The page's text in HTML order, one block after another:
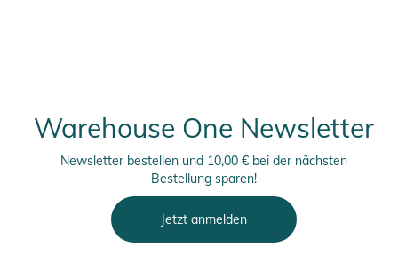
Warehouse One Newsletter
Newsletter bestellen und 10,00 € bei der nächsten
Bestellung sparen!
Jetzt anmelden